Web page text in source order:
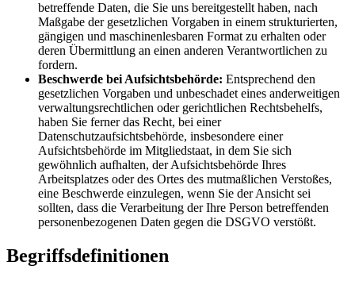
betreffende Daten, die Sie uns bereitgestellt haben, nach
Maßgabe der gesetzlichen Vorgaben in einem strukturierten,
gängigen und maschinenlesbaren Format zu erhalten oder
deren Übermittlung an einen anderen Verantwortlichen zu
fordern.
Beschwerde bei Aufsichtsbehörde: Entsprechend den
gesetzlichen Vorgaben und unbeschadet eines anderweitigen
verwaltungsrechtlichen oder gerichtlichen Rechtsbehelfs,
haben Sie ferner das Recht, bei einer
Datenschutzaufsichtsbehörde, insbesondere einer
Aufsichtsbehörde im Mitgliedstaat, in dem Sie sich
gewöhnlich aufhalten, der Aufsichtsbehörde Ihres
Arbeitsplatzes oder des Ortes des mutmaßlichen Verstoßes,
eine Beschwerde einzulegen, wenn Sie der Ansicht sei
sollten, dass die Verarbeitung der Ihre Person betreffenden
personenbezogenen Daten gegen die DSGVO verstößt.
Begriffsdefinitionen